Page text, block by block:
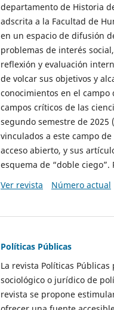
departamento de Historia
adscrita a la Facultad de
en un espacio de difusión
problemas de interés
reflexión y evaluación
de volcar sus objetivos y
conocimientos en el campo
campos críticos de las
segundo semestre de 2025
vinculados a este campo
acceso abierto, y sus
esquema de “doble
Ver revista
Número actual
Políticas Públicas
La revista Políticas
sociológico o jurídico de
revista se propone